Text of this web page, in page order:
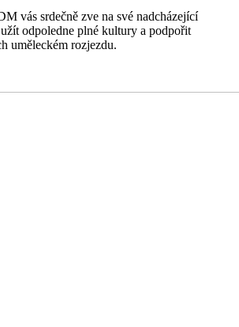
vás srdečně zve na své nadcházející
odpoledne plné kultury a podpořit
uměleckém rozjezdu.